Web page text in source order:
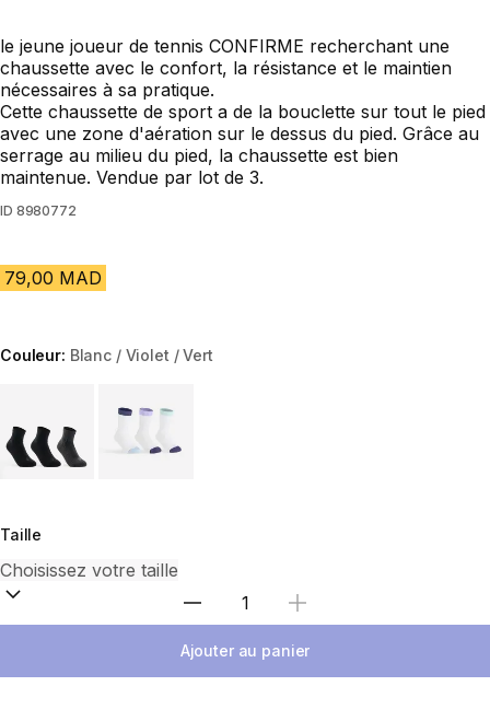
le jeune joueur de tennis CONFIRME recherchant une
chaussette avec le confort, la résistance et le maintien
nécessaires à sa pratique.
Cette chaussette de sport a de la bouclette sur tout le pied
avec une zone d'aération sur le dessus du pied. Grâce au
serrage au milieu du pied, la chaussette est bien
maintenue. Vendue par lot de 3.
ID 8980772
79,00 MAD
Couleur: Blanc / Violet / Vert
Taille
Sélectionnez la quantité
Ajouter au panier